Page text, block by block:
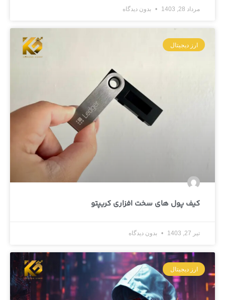
مرداد 28, 1403 بدون دیدگاه
ارز دیجیتال
کیف پول های سخت افزاری کریپتو
تیر 27, 1403 بدون دیدگاه
ارز دیجیتال